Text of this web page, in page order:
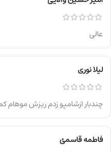
عالی
لیلا نوری
چندبار ازشامپو زدم ریزش موهام
فاطمه قاسمئ